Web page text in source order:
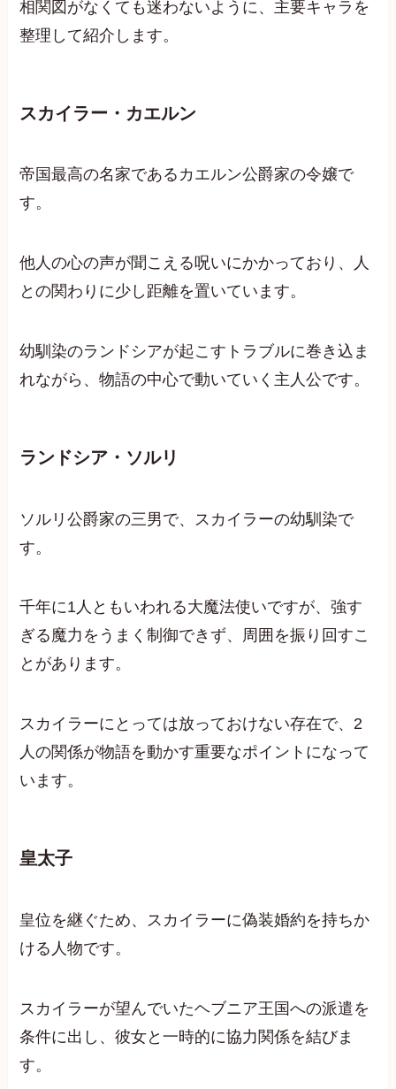
相関図がなくても迷わないように、主要キャラを
整理して紹介します。
スカイラー・カエルン
帝国最高の名家であるカエルン公爵家の令嬢で
す。
他人の心の声が聞こえる呪いにかかっており、人
との関わりに少し距離を置いています。
幼馴染のランドシアが起こすトラブルに巻き込ま
れながら、物語の中心で動いていく主人公です。
ランドシア・ソルリ
ソルリ公爵家の三男で、スカイラーの幼馴染で
す。
千年に1人ともいわれる大魔法使いですが、強す
ぎる魔力をうまく制御できず、周囲を振り回すこ
とがあります。
スカイラーにとっては放っておけない存在で、2
人の関係が物語を動かす重要なポイントになって
います。
皇太子
皇位を継ぐため、スカイラーに偽装婚約を持ちか
ける人物です。
スカイラーが望んでいたヘブニア王国への派遣を
条件に出し、彼女と一時的に協力関係を結びま
す。